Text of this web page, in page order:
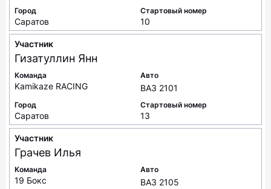
Город
Саратов
Стартовый номер
10
Участник
Гизатуллин Янн
Команда
Kamikaze RACING
Авто
ВАЗ 2101
Город
Саратов
Стартовый номер
13
Участник
Грачев Илья
Команда
19 Бокс
Авто
ВАЗ 2105